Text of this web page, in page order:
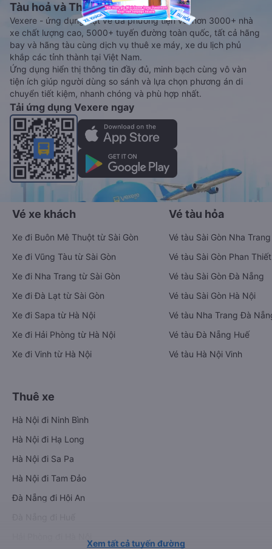
Tàu hoả và Thuê xe
Vexere - ứng dụng đặt vé đa phương tiện với hơn 3000+ nhà
xe chất lượng cao, 5000+ tuyến đường toàn quốc, tất cả hãng
bay và hãng tàu cùng dịch vụ thuê xe máy, xe du lịch phủ
khắp các tỉnh thành tại Việt Nam.
Ứng dụng hiển thị thông tin đầy đủ, minh bạch cùng vô vàn
tiện ích giúp người dùng so sánh và lựa chọn phương án di
chuyển tiết kiệm, nhanh chóng và phù hợp nhất.
Tải ứng dụng Vexere ngay
Vé xe khách
Xe đi Buôn Mê Thuột từ Sài Gòn
Xe đi Vũng Tàu từ Sài Gòn
Xe đi Nha Trang từ Sài Gòn
Xe đi Đà Lạt từ Sài Gòn
Xe đi Sapa từ Hà Nội
Xe đi Hải Phòng từ Hà Nội
Xe đi Vinh từ Hà Nội
Vé tàu hỏa
Vé tàu Sài Gòn Nha Trang
Vé tàu Sài Gòn Phan Thiết
Vé tàu Sài Gòn Đà Nẵng
Vé tàu Sài Gòn Hà Nội
Vé tàu Nha Trang Đà
Vé tàu Đà Nẵng Huế
Vé tàu Hà Nội Vinh
Thuê xe
Hà Nội đi Ninh Bình
Hà Nội đi Hạ Long
Hà Nội đi Sa Pa
Hà Nội đi Tam Đảo
Đà Nẵng đi Hội An
Xem tất cả tuyến đường